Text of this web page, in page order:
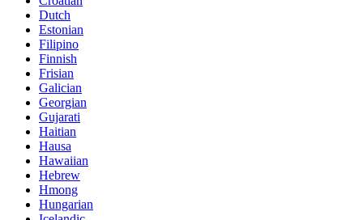
Dutch
Estonian
Filipino
Finnish
Frisian
Galician
Georgian
Gujarati
Haitian
Hausa
Hawaiian
Hebrew
Hmong
Hungarian